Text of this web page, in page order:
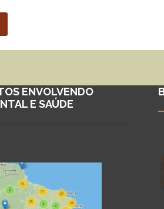
ENVOLVENDO
E SAÚDE